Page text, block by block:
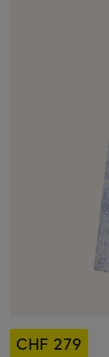
CHF 279